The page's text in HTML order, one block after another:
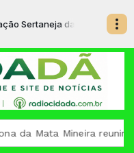
das 22:00 às 23:00 -
Mineira reunirá